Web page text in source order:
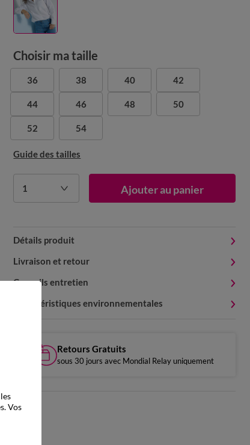
Choisir ma taille
36 38 40 42
44 46 48 50
52 54
Guide des tailles
1 Ajouter au panier
Détails produit
Livraison et retour
Conseils entretien
Caractéristiques environnementales
Retours Gratuits
sous 30 jours avec Mondial Relay uniquement
Vos